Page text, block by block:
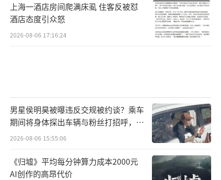
上海一酒店房间爬满床虱 住客反被怼
酒店态度引众怒
2026-08-06 17:16:24
男星侯明昊被曝违反交规被约谈？乘车
期间将身体探出车辆与粉丝打招呼，当
地交警回应
2026-08-06 15:55:06
《归墟》平均每分钟算力成本2000元
AI创作的高昂代价